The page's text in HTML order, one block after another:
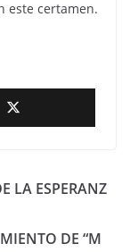
este certamen.
LA ESPERANZ
DE “M